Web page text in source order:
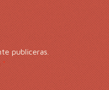
publiceras.
*